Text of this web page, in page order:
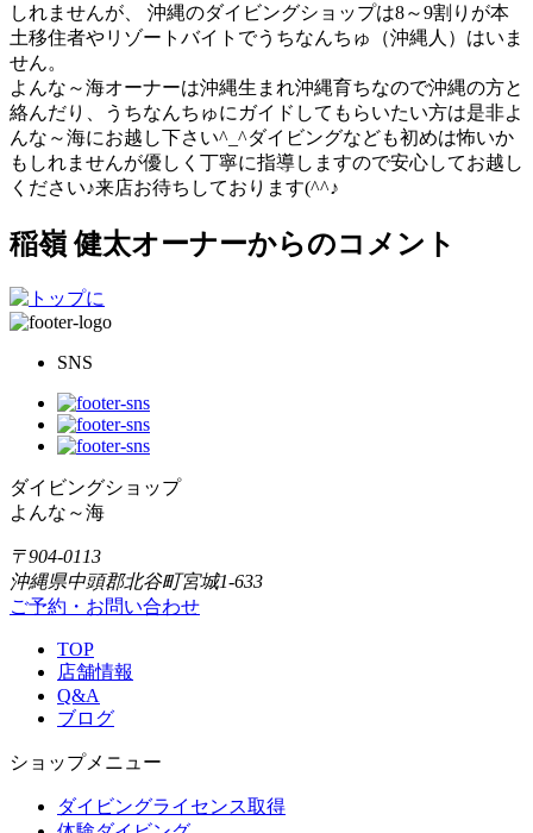
しれませんが、 沖縄のダイビングショップは8～9割りが本
土移住者やリゾートバイトでうちなんちゅ（沖縄人）はいま
せん。
よんな～海オーナーは沖縄生まれ沖縄育ちなので沖縄の方と
絡んだり、うちなんちゅにガイドしてもらいたい方は是非よ
んな～海にお越し下さい^_^ダイビングなども初めは怖いか
もしれませんが優しく丁寧に指導しますので安心してお越し
ください♪来店お待ちしております(^^♪
稲嶺 健太オーナーからのコメント
SNS
ダイビングショップ
よんな～海
〒904-0113
沖縄県中頭郡北谷町宮城1-633
ご予約・お問い合わせ
TOP
店舗情報
Q&A
ブログ
ショップメニュー
ダイビングライセンス取得